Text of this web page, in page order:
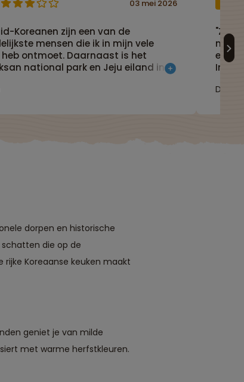
Koreanen zijn een van de
mensen die ik in mijn vele
heb ontmoet. Daarnaast is het
national park en Jeju eiland in
wat de reis het meest
03 mei 2026
"Zuid
en zo
In
dorpen en historische
die op de
Koreaanse keuken maakt
geniet je van milde
met warme herfstkleuren.